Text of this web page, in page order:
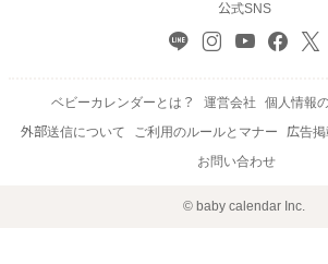
公式SNS
ベビーカレンダーとは？ 運営会社
個人情報
外部送信について
ご利用のルールとマナー 広告
お問い合わせ
© baby calendar Inc.